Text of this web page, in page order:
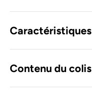
Caractéristiques
Contenu du colis